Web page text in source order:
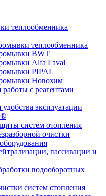
теплообменника
теплообменника
BWT
Alfa Laval
PIPAL
Новохим
работы с реагентами
эксплуатации
систем отопления
очистки
пассивации и
водооборотных
систем отопления